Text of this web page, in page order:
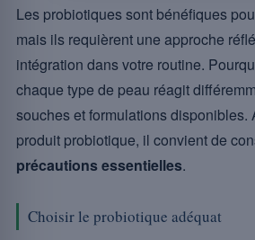
Les probiotiques sont bénéfiques
mais ils requièrent une approche
intégration dans votre routine.
chaque type de peau réagit
souches et formulations disponibles.
produit probiotique, il convient de
précautions essentielles.
Choisir le probiotique adéquat